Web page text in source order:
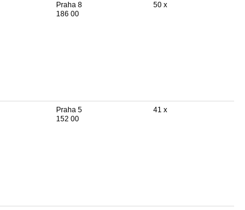
Praha 8
186 00
50 x
Praha 5
152 00
41 x